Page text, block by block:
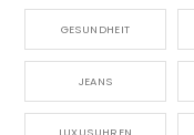
GESUNDHEIT
JEANS